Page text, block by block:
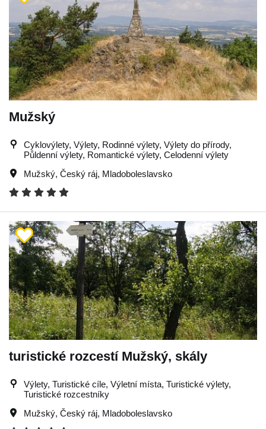
Mužský
Cyklovýlety, Výlety, Rodinné výlety, Výlety do přírody,
Půldenní výlety, Romantické výlety, Celodenní výlety
Mužský, Český ráj, Mladoboleslavsko
turistické rozcestí Mužský, skály
Výlety, Turistické cíle, Výletní místa, Turistické výlety,
Turistické rozcestníky
Mužský, Český ráj, Mladoboleslavsko